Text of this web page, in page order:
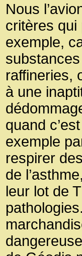
Nous
critères qui
exemple,
raffineries,
à une
quand
exemple
respirer
de
leur lot de